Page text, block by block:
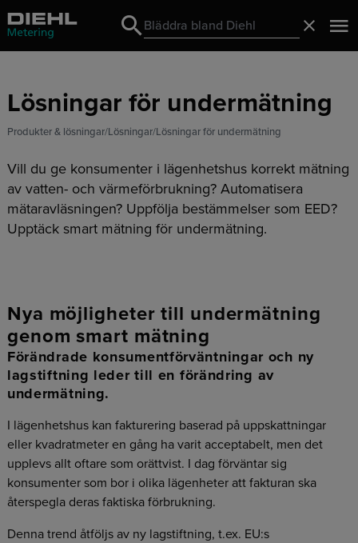
Search
Search
Lösningar för undermätning
Produkter & lösningar Lösningar Lösningar för undermätning
Vill du ge konsumenter i lägenhetshus korrekt mätning
av vatten- och värmeförbrukning? Automatisera
mätaravläsningen? Uppfölja bestämmelser som EED?
Upptäck smart mätning för undermätning.
Nya möjligheter till undermätning
genom smart mätning
Förändrade konsumentförväntningar och ny
lagstiftning leder till en förändring av
undermätning.
I lägenhetshus kan fakturering baserad på uppskattningar
eller kvadratmeter en gång ha varit acceptabelt, men det
upplevs allt oftare som orättvist. I dag förväntar sig
konsumenter som bor i olika lägenheter att fakturan ska
återspegla deras faktiska förbrukning.
Denna trend åtföljs av ny lagstiftning, t.ex. EU:s